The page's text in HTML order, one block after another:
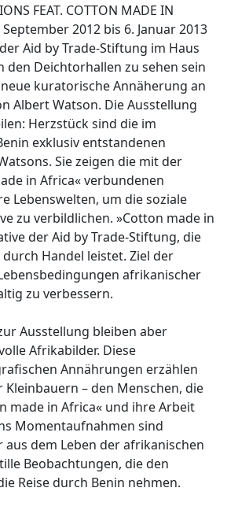
FEAT. COTTON MADE IN
September 2012 bis 6. Januar 2013
Aid by Trade-Stiftung im Haus
den Deichtorhallen zu sehen sein
kuratorische Annäherung an
Albert Watson. Die Ausstellung
Herzstück sind die im
exklusiv entstandenen
Sie zeigen die mit der
in Africa« verbundenen
Lebenswelten, um die soziale
zu verbildlichen. »Cotton made in
der Aid by Trade-Stiftung, die
Handel leistet. Ziel der
afrikanischer
zu verbessern.
Ausstellung bleiben aber
Afrikabilder. Diese
Annährungen erzählen
Kleinbauern – den Menschen, die
made in Africa« und ihre Arbeit
Momentaufnahmen sind
dem Leben der afrikanischen
Beobachtungen, die den
Reise durch Benin nehmen.